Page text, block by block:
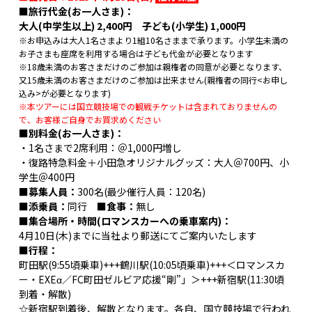
■旅行代金(お一人さま)：
大人(中学生以上) 2,400円 子ども(小学生) 1,000円
※お申込みは大人1名さまより1組10名さままで承ります。小学生未満の
お子さまも座席を利用する場合は子ども代金が必要となります
※18歳未満のお客さまだけのご参加は親権者の同意が必要となります、
又15歳未満のお客さまだけのご参加は出来ません(親権者の同行<お申し
込み>が必要となります)
※本ツアーには国立競技場での観戦チケットは含まれておりませんの
で、お客様ご自身でお買求めください
■別料金(お一人さま)：
・1名さまで2席利用：＠1,000円増し
・復路特急料金＋小田急オリジナルグッズ：大人＠700円、小
学生＠400円
■募集人員： 300名(最少催行人員：120名)
■添乗員： 同行 ■食事： 無し
■集合場所・時間(ロマンスカーへの乗車案内)：
4月10日(木)までに当社より郵送にてご案内いたします
■行程：
町田駅(9:55頃乗車)+++鶴川駅(10:05頃乗車)+++＜ロマンスカ
ー・EXEα／FC町田ゼルビア応援“剛”」＞+++新宿駅(11:30頃
到着・解散)
☆新宿駅到着後、解散となります。各自、国立競技場で行われ